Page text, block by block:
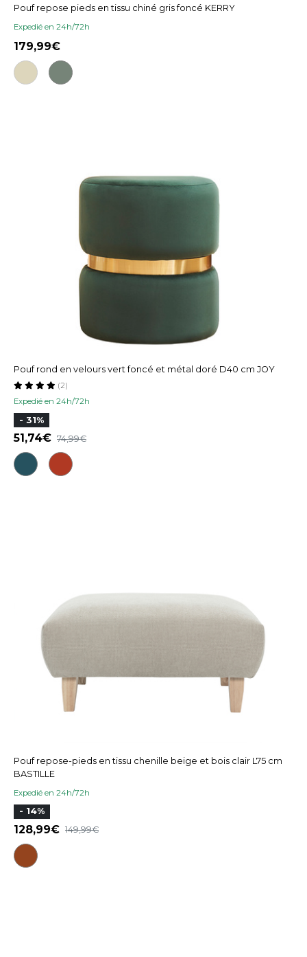
Pouf repose pieds en tissu chiné gris foncé KERRY
Expedié en 24h/72h
179,99
Pouf rond en velours vert foncé et métal doré D40 cm JOY
Expedié en 24h/72h
(2)
- 31%
51,74 74,99
Pouf repose-pieds en tissu chenille beige et bois clair L75 cm
BASTILLE
Expedié en 24h/72h
- 14%
128,99 149,99